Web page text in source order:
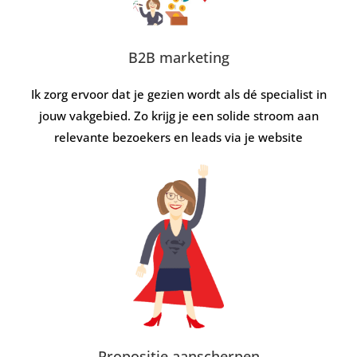
B2B marketing
Ik zorg ervoor dat je gezien wordt als dé specialist in
jouw vakgebied. Zo krijg je een solide stroom aan
relevante bezoekers en leads via je website